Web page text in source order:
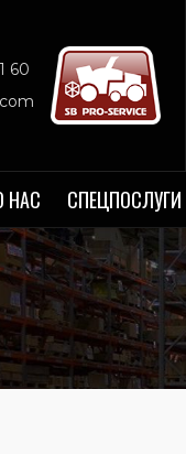
60‬
НАС СПЕЦПОСЛУГИ